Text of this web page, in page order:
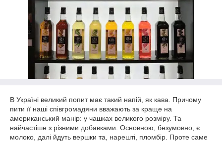
В Україні великий попит має такий напій, як кава. Причому
пити її наші співгромадяни вважають за краще на
американський манір: у чашках великого розміру. Та
найчастіше з різними добавками. Основною, безумовно, є
молоко, далі йдуть вершки та, нарешті, пломбір. Проте саме